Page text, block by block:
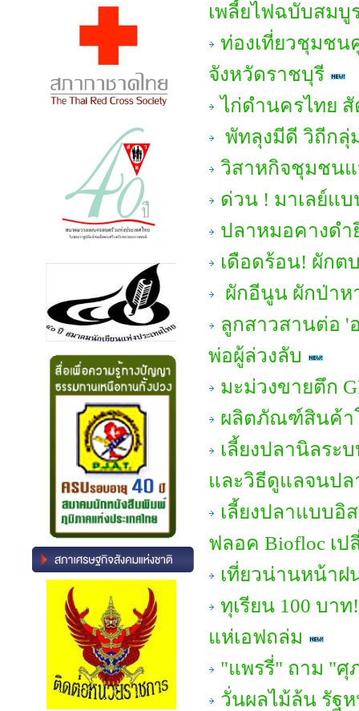
เพลี้ยไฟฉบับสม
ท่องเที่ยวชุมชน
จังหวัดราชบุรี
ไก่ดำนครไทย
พัทลุงมีดี วิถีกลุ่
วิสาหกิจชุมชนแ
ด่วน ! มาเลย์แ
ปลาหมอคางดำ
เดือดร้อน! ผักต
ผักอีนูน ผักป่าห
ลูกสาวสานต่อ '
พ่อผู้ล่วงลับ
มะม่วงขายตึก
ผลิตภัณฑ์สินค้า
เลี้ยงปลานิลระ
และวิธีดูแลจนปล
เลี้ยงปลาแบบอิ
ฟลอค Biofloc เ
เที่ยวน่านหน้า
ทุเรียน 100 บา
แห่เอฟถล่ม
"แพรรี่" ถาม "ศุ
วั่นผลไม้ล้น รัฐ